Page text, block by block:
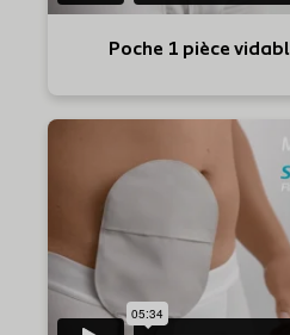
Poche 1 pièce